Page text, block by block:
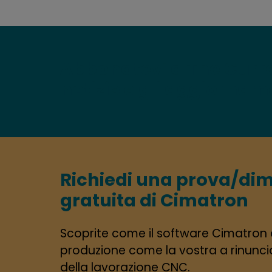
Richiedi una prova/
gratuita di Cimatron
Scoprite come il software Cimatron
produzione come la vostra a
della lavorazione CNC.